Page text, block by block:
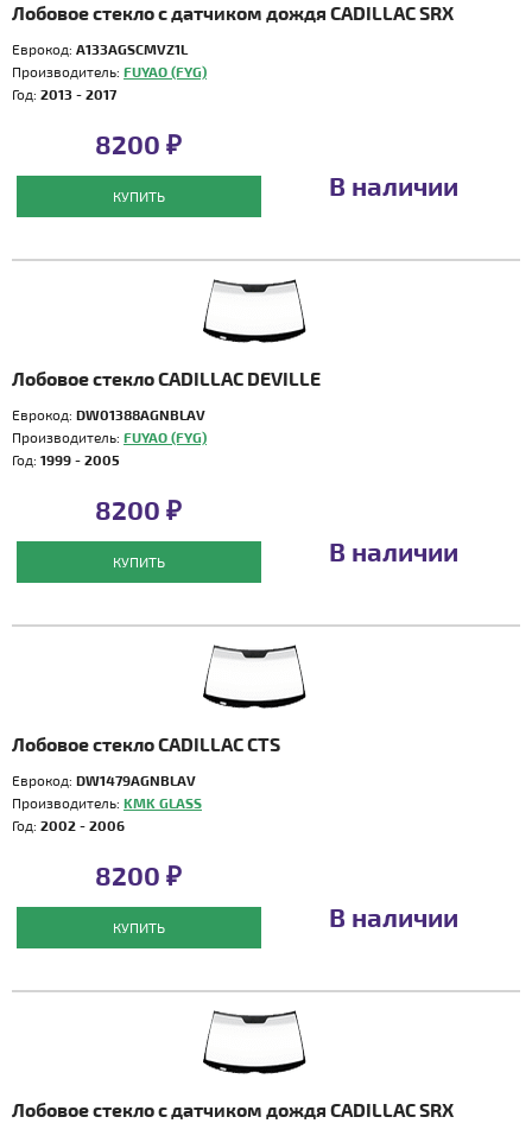
Лобовое стекло с датчиком дождя CADILLAC SRX
Еврокод: A133AGSCMVZ1L
Производитель: FUYAO (FYG)
Год: 2013 - 2017
8200 ₽
КУПИТЬ В наличии
Лобовое стекло CADILLAC DEVILLE
Еврокод: DW01388AGNBLAV
Производитель: FUYAO (FYG)
Год: 1999 - 2005
8200 ₽
КУПИТЬ В наличии
Лобовое стекло CADILLAC CTS
Еврокод: DW1479AGNBLAV
Производитель: KMK GLASS
Год: 2002 - 2006
8200 ₽
КУПИТЬ В наличии
Лобовое стекло с датчиком дождя CADILLAC SRX